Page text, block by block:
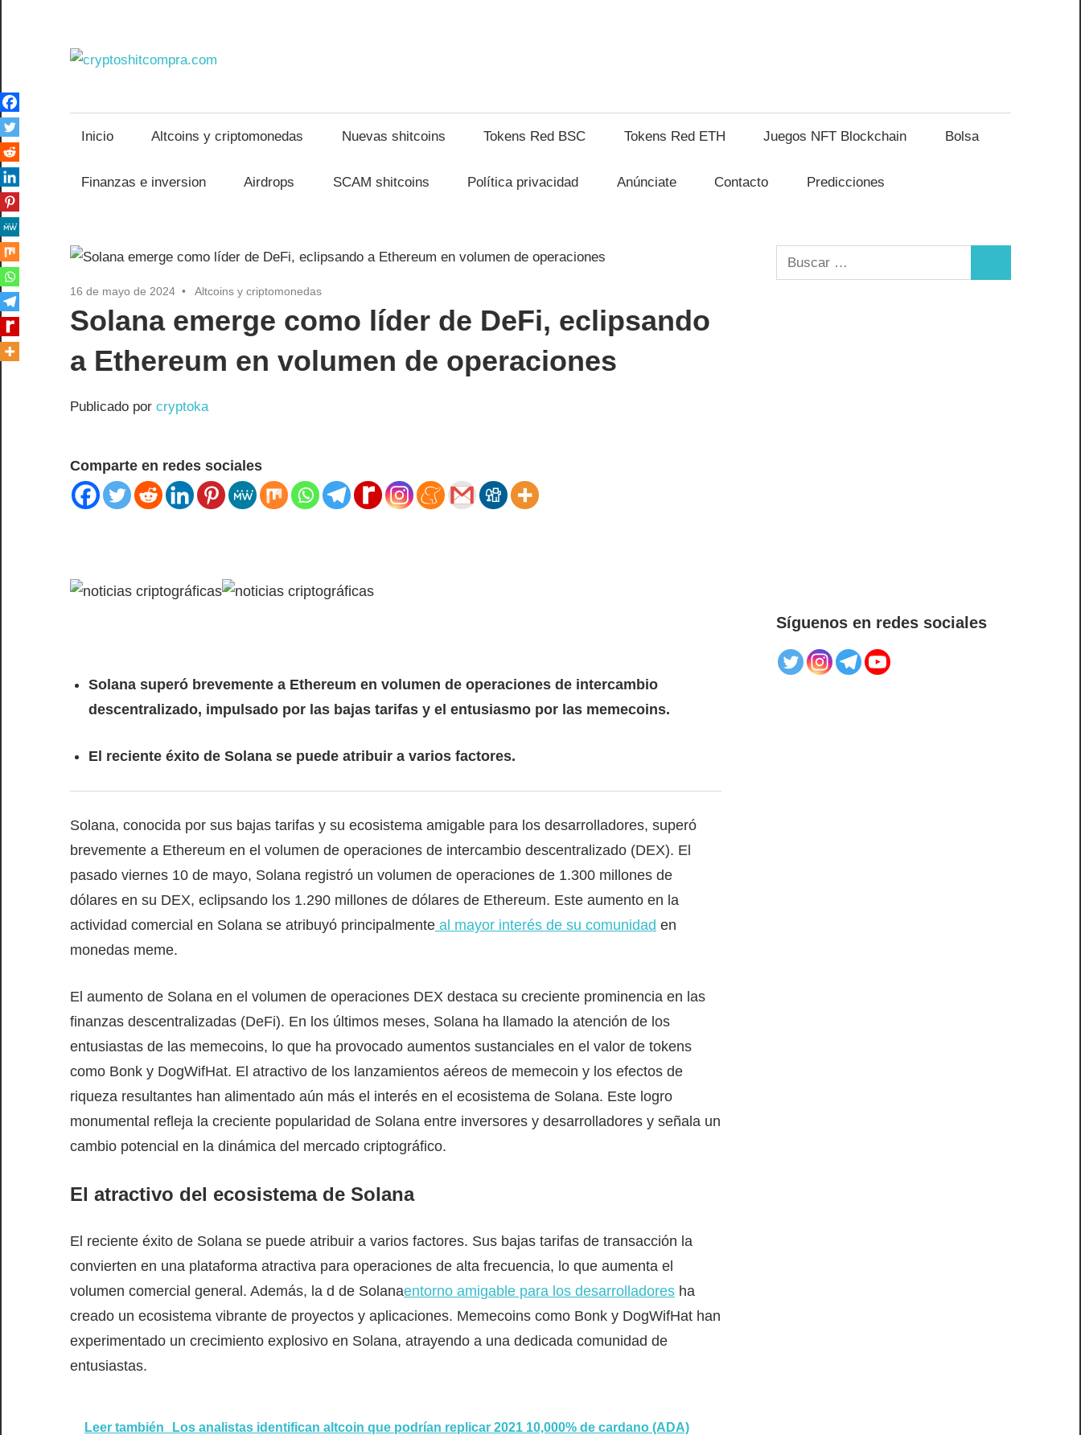
contenido
Inicio Altcoins y criptomonedas Nuevas shitcoins Tokens Red BSC Tokens Red ETH Juegos NFT Blockchain Bolsa
Finanzas e inversion Airdrops SCAM shitcoins Política privacidad Anúnciate Contacto Predicciones
16 de mayo de 2024 Altcoins y criptomonedas
Solana emerge como líder de DeFi, eclipsando
a Ethereum en volumen de operaciones
Publicado por cryptoka
Comparte en redes sociales
Solana superó brevemente a Ethereum en volumen de operaciones de intercambio
descentralizado, impulsado por las bajas tarifas y el entusiasmo por las memecoins.
El reciente éxito de Solana se puede atribuir a varios factores.
Solana, conocida por sus bajas tarifas y su ecosistema amigable para los desarrolladores, superó
brevemente a Ethereum en el volumen de operaciones de intercambio descentralizado (DEX). El
pasado viernes 10 de mayo, Solana registró un volumen de operaciones de 1.300 millones de
dólares en su DEX, eclipsando los 1.290 millones de dólares de Ethereum. Este aumento en la
actividad comercial en Solana se atribuyó principalmente al mayor interés de su comunidad en
monedas meme.
El aumento de Solana en el volumen de operaciones DEX destaca su creciente prominencia en las
finanzas descentralizadas (DeFi). En los últimos meses, Solana ha llamado la atención de los
entusiastas de las memecoins, lo que ha provocado aumentos sustanciales en el valor de tokens
como Bonk y DogWifHat. El atractivo de los lanzamientos aéreos de memecoin y los efectos de
riqueza resultantes han alimentado aún más el interés en el ecosistema de Solana. Este logro
monumental refleja la creciente popularidad de Solana entre inversores y desarrolladores y señala un
cambio potencial en la dinámica del mercado criptográfico.
El atractivo del ecosistema de Solana
El reciente éxito de Solana se puede atribuir a varios factores. Sus bajas tarifas de transacción la
convierten en una plataforma atractiva para operaciones de alta frecuencia, lo que aumenta el
volumen comercial general. Además, la d de Solanaentorno amigable para los desarrolladores ha
creado un ecosistema vibrante de proyectos y aplicaciones. Memecoins como Bonk y DogWifHat han
experimentado un crecimiento explosivo en Solana, atrayendo a una dedicada comunidad de
entusiastas.
Leer también
Los analistas identifican altcoin que podrían replicar 2021 10,000% de cardano (ADA)
Buscar:
Síguenos en redes sociales